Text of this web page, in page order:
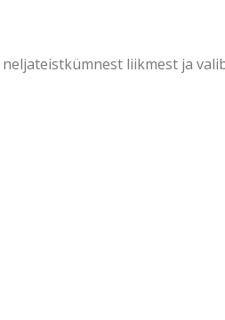
liikmest ja